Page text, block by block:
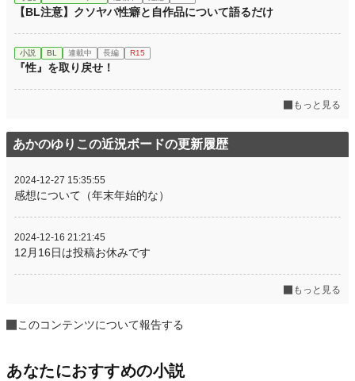
【BL注意】クソヤバ性癖と自作品について語るだけ
小説 BL 連載中 長編 R15
『性』を取り戻せ！
もっと見る
あかのゆりこの近況ボードの更新履歴
2024-12-27 15:35:55
感想について（年末年始的な）
2024-12-16 21:21:45
12月16日は投稿お休みです
もっと見る
このコンテンツについて報告する
あなたにおすすめの小説